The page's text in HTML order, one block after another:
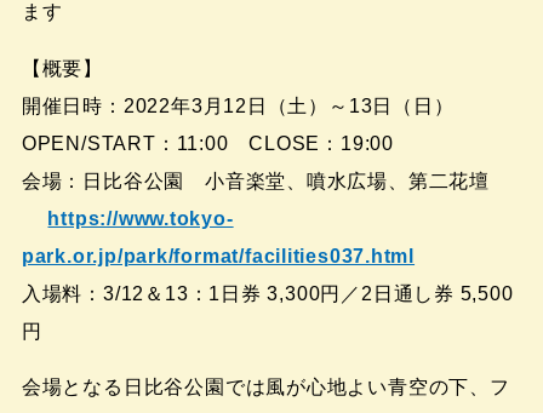
ます
【概要】
開催日時：2022年3月12日（土）～13日（日）
OPEN/START：11:00 CLOSE：19:00
会場：日比谷公園 小音楽堂、噴水広場、第二花壇
https://www.tokyo-
park.or.jp/park/format/facilities037.html
入場料：3/12＆13：1日券 3,300円／2日通し券 5,500
円
会場となる日比谷公園では風が心地よい青空の下、フ